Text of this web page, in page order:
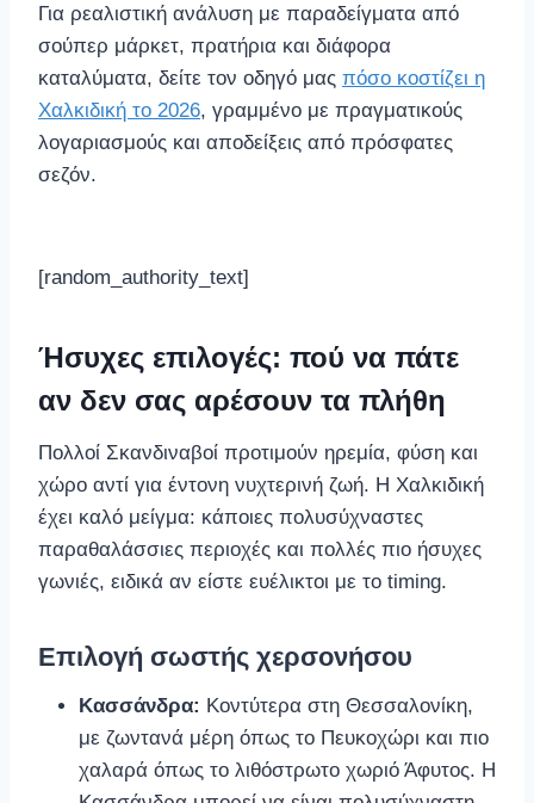
Για ρεαλιστική ανάλυση με παραδείγματα από
σούπερ μάρκετ, πρατήρια και διάφορα
καταλύματα, δείτε τον οδηγό μας πόσο κοστίζει η
Χαλκιδική το 2026, γραμμένο με πραγματικούς
λογαριασμούς και αποδείξεις από πρόσφατες
σεζόν.
[random_authority_text]
Ήσυχες επιλογές: πού να πάτε
αν δεν σας αρέσουν τα πλήθη
Πολλοί Σκανδιναβοί προτιμούν ηρεμία, φύση και
χώρο αντί για έντονη νυχτερινή ζωή. Η Χαλκιδική
έχει καλό μείγμα: κάποιες πολυσύχναστες
παραθαλάσσιες περιοχές και πολλές πιο ήσυχες
γωνιές, ειδικά αν είστε ευέλικτοι με το timing.
Επιλογή σωστής χερσονήσου
Κασσάνδρα: Κοντύτερα στη Θεσσαλονίκη,
με ζωντανά μέρη όπως το Πευκοχώρι και πιο
χαλαρά όπως το λιθόστρωτο χωριό Άφυτος. Η